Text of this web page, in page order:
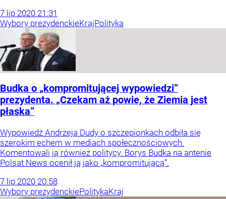
7 lip 2020 21:31
Wybory prezydenckieKrajPolityka
Budka o „kompromitującej wypowiedzi”
prezydenta. „Czekam aż powie, że Ziemia jest
płaska”
Wypowiedź Andrzeja Dudy o szczepionkach odbiła się
szerokim echem w mediach społecznościowych.
Komentowali ją również politycy. Borys Budka na antenie
Polsat News ocenił ją jako „kompromitującą”.
7 lip 2020 20:58
Wybory prezydenckiePolitykaKraj